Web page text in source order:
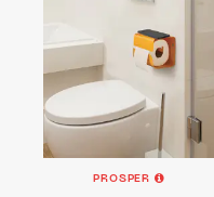
PROSPER